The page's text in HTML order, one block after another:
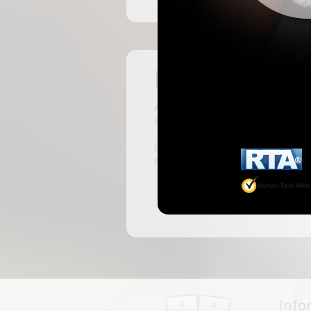
Pas encore
ABKingdom est le site français de
inscrivant, vous pourrez accéder
C'est rapide et gratuit, des milliers
discussions, faire des rencontres,